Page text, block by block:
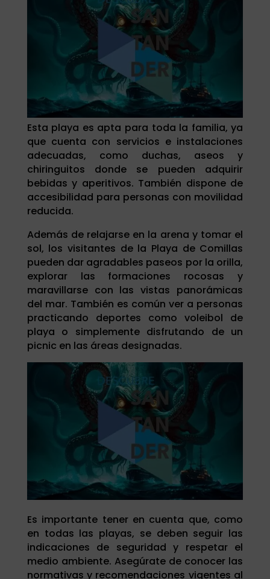
Esta playa es apta para toda la familia, ya
que cuenta con servicios e instalaciones
adecuadas, como duchas, aseos y
chiringuitos donde se pueden adquirir
bebidas y aperitivos. También dispone de
accesibilidad para personas con movilidad
reducida.
Además de relajarse en la arena y tomar el
sol, los visitantes de la Playa de Comillas
pueden dar agradables paseos por la orilla,
explorar las formaciones rocosas y
maravillarse con las vistas panorámicas
del mar. También es común ver a personas
practicando deportes como voleibol de
playa o simplemente disfrutando de un
picnic en las áreas designadas.
Es importante tener en cuenta que, como
en todas las playas, se deben seguir las
indicaciones de seguridad y respetar el
medio ambiente. Asegúrate de conocer las
normativas y recomendaciones vigentes al